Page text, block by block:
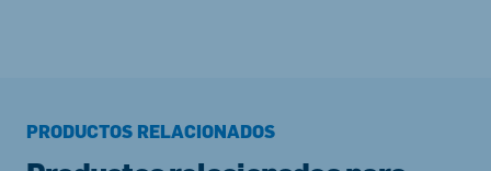
PRODUCTOS RELACIONADOS